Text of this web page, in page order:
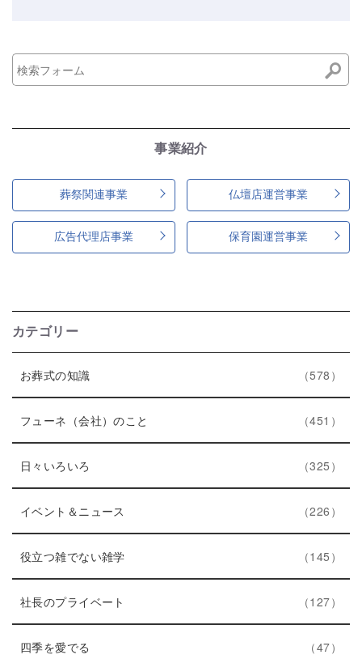
事業紹介
葬祭関連事業 仏壇店運営事業
広告代理店事業 保育園運営事業
カテゴリー
お葬式の知識
ン
ト
リ
数
578
フューネ（会社）のこと
ン
リ
数
451
日々いろいろ
ン
ト
リ
ー
数
325
イベント＆ニュース
ン
ト
リ
数
226
役立つ雑でない雑学エ
ン
リ
145
件
社長のプライベート
ン
127
四季を愛でる 47